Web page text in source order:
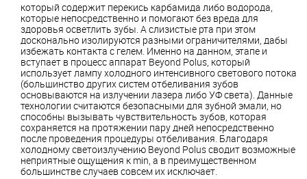
который содержит перекись карбамида либо водорода,
которые непосредственно и помогают без вреда для
здоровья осветлить зубы. А слизистые рта при этом
досконально изолируются разными ограничителями, дабы
избежать контакта с гелем. Именно на данном, этапе и
вступает в процесс аппарат Beyond Polus, который
использует лампу холодного интенсивного светового потока
(большинство других систем отбеливания зубов
основываются на излучении лазера либо УФ света). Данные
технологии считаются безопасными для зубной эмали, но
способны вызывать чувствительность зубов, которая
сохраняется на протяжении пару дней непосредственно
после проведения процедуры отбеливания. Благодаря
холодному светоизлучению Beyond Polus сводит возможные
неприятные ощущения к min, а в преимущественном
большинстве случаев совсем их исключает.